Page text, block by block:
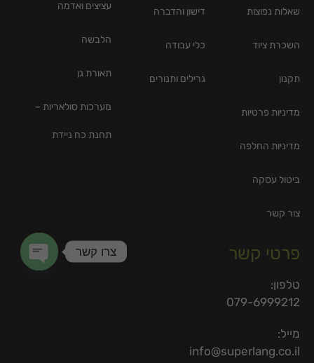
שאלות נפוצות
השכרת ציוד
תקנון
מדיניות פרטיות
מדיניות החלפה
ביטול עסקה
צור קשר
דישון והדברה
כלי עבודה
גרילים ותנורים
עציצים ואדמה
הלבשה
תאורת גן
מערכות סולאריות –
תחנת כח ניידת
פרטי קשר
טלפון:
079-6999212
מייל:
info@superlang.co.il
צרו קשר